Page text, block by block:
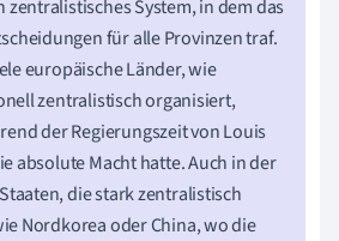
zentralistisches System, in dem das
für alle Provinzen traf.
europäische Länder, wie
zentralistisch organisiert,
der Regierungszeit von Louis
absolute Macht hatte. Auch in der
die stark zentralistisch
Nordkorea oder China, wo die